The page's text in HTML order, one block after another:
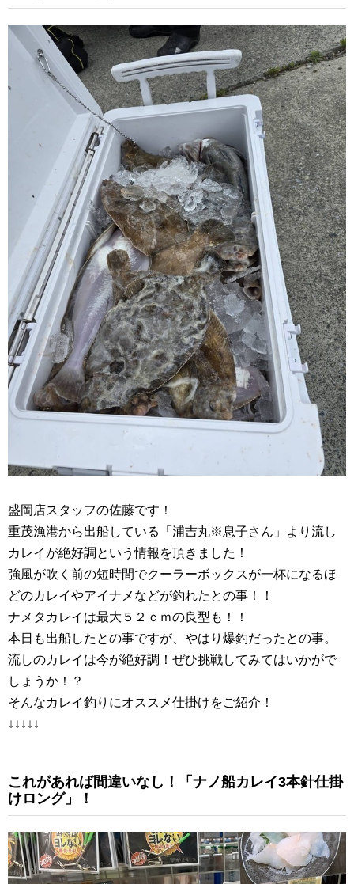
盛岡店スタッフの佐藤です！
重茂漁港から出船している「浦吉丸※息子さん」より流し
カレイが絶好調という情報を頂きました！
強風が吹く前の短時間でクーラーボックスが一杯になるほ
どのカレイやアイナメなどが釣れたとの事！！
ナメタカレイは最大５２ｃｍの良型も！！
本日も出船したとの事ですが、やはり爆釣だったとの事。
流しのカレイは今が絶好調！ぜひ挑戦してみてはいかがで
しょうか！？
そんなカレイ釣りにオススメ仕掛けをご紹介！
↓↓↓↓↓
これがあれば間違いなし！「ナノ船カレイ3本針仕掛
けロング」！